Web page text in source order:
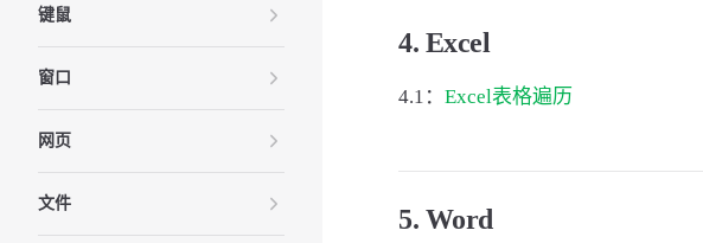
键鼠
窗口
网页
文件
4. Excel
4.1： Excel表格遍历
5. Word